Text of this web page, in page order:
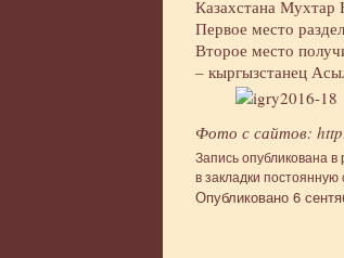
Казахстана Мухтар
Первое место
Второе место
– кыргызстанец
Фото с сайтов:
Запись опубликована в
в закладки постоянную
Опубликовано 6